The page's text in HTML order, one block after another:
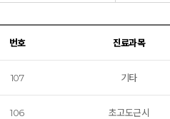
번호 진료과목
107 기타
106 초고도근시